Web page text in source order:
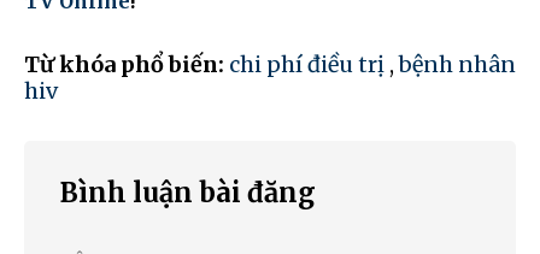
Từ khóa phổ biến: chi phí điều trị ,bệnh nhân
hiv
Bình luận bài đăng